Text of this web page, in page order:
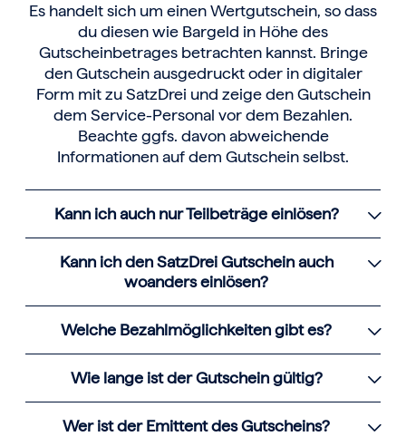
Es handelt sich um einen Wertgutschein, so dass
du diesen wie Bargeld in Höhe des
Gutscheinbetrages betrachten kannst. Bringe
den Gutschein ausgedruckt oder in digitaler
Form mit zu SatzDrei und zeige den Gutschein
dem Service-Personal vor dem Bezahlen.
Beachte ggfs. davon abweichende
Informationen auf dem Gutschein selbst.
Kann ich auch nur Teilbeträge einlösen?
Kann ich den SatzDrei Gutschein auch
woanders einlösen?
Welche Bezahlmöglichkeiten gibt es?
Wie lange ist der Gutschein gültig?
Wer ist der Emittent des Gutscheins?